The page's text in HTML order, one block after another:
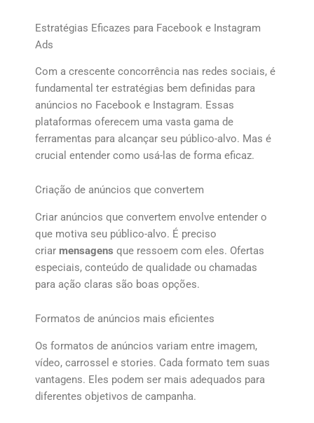
Estratégias Eficazes para Facebook e Instagram
Ads
Com a crescente concorrência nas redes sociais, é
fundamental ter estratégias bem definidas para
anúncios no Facebook e Instagram. Essas
plataformas oferecem uma vasta gama de
ferramentas para alcançar seu público-alvo. Mas é
crucial entender como usá-las de forma eficaz.
Criação de anúncios que convertem
Criar anúncios que convertem envolve entender o
que motiva seu público-alvo. É preciso
criar mensagens que ressoem com eles. Ofertas
especiais, conteúdo de qualidade ou chamadas
para ação claras são boas opções.
Formatos de anúncios mais eficientes
Os formatos de anúncios variam entre imagem,
vídeo, carrossel e stories. Cada formato tem suas
vantagens. Eles podem ser mais adequados para
diferentes objetivos de campanha.